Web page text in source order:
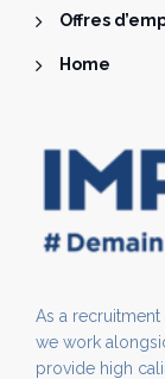
Offres
Home
As a
we work
provide high